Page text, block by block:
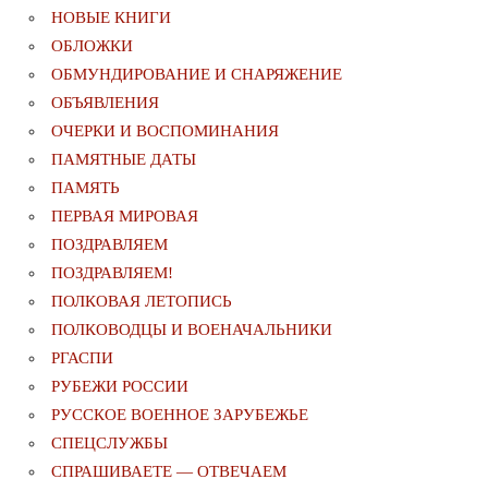
НОВЫЕ КНИГИ
ОБЛОЖКИ
ОБМУНДИРОВАНИЕ И СНАРЯЖЕНИЕ
ОБЪЯВЛЕНИЯ
ОЧЕРКИ И ВОСПОМИНАНИЯ
ПАМЯТНЫЕ ДАТЫ
ПАМЯТЬ
ПЕРВАЯ МИРОВАЯ
ПОЗДРАВЛЯЕМ
ПОЗДРАВЛЯЕМ!
ПОЛКОВАЯ ЛЕТОПИСЬ
ПОЛКОВОДЦЫ И ВОЕНАЧАЛЬНИКИ
РГАСПИ
РУБЕЖИ РОССИИ
РУССКОЕ ВОЕННОЕ ЗАРУБЕЖЬЕ
СПЕЦСЛУЖБЫ
СПРАШИВАЕТЕ — ОТВЕЧАЕМ